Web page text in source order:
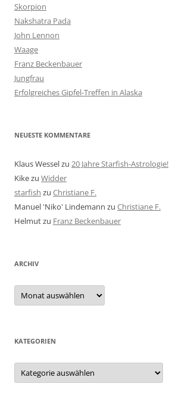
Skorpion
Nakshatra Pada
John Lennon
Waage
Franz Beckenbauer
Jungfrau
Erfolgreiches Gipfel-Treffen in Alaska
NEUESTE KOMMENTARE
Klaus Wesselzu 20 Jahre Starfish-Astrologie!
Kikezu Widder
starfish zu Christiane F.
Manuel 'Niko' Lindemann zu Christiane F.
Helmutzu Franz Beckenbauer
ARCHIV
Archiv
KATEGORIEN
Kategorien